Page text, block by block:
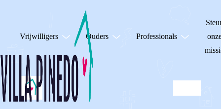
Vrijwilligers Ouders Professionals